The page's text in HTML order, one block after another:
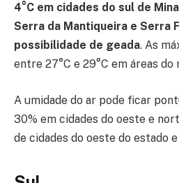
4°C em cidades do sul de
Serra da Mantiqueira e Serra
possibilidade de geada. As
entre 27°C e 29°C em áreas
A umidade do ar pode ficar
30% em cidades do oeste e
de cidades do oeste do estado